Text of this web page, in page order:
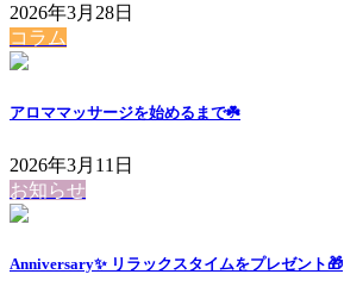
2026年3月28日
コラム
アロママッサージを始めるまで☘️
2026年3月11日
お知らせ
Anniversary✨ リラックスタイムをプレゼント🎁